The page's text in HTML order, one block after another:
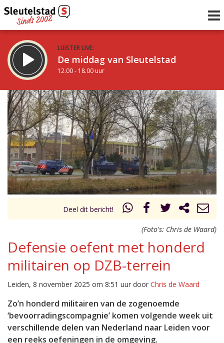
LUISTER LIVE:
De middag van Sleutelstad
12.00 - 18.00 uur
STRAKS:
De vrijdagavond met Keanu
18.00 - 19.00 uur
Vorig uur
uur 1 van 0 Volgend uur
Inklappen
Deel dit bericht!
(Foto's: Chris de Waard)
Defensie oefent met honderd
militairen op DZB-terrein
Leiden, 8 november 2025 om 8:51 uur door Chris de Waard
Zo’n honderd militairen van de zogenoemde
‘bevoorradingscompagnie’ komen volgende week uit
verschillende delen van Nederland naar Leiden voor
een reeks oefeningen in de omgeving.